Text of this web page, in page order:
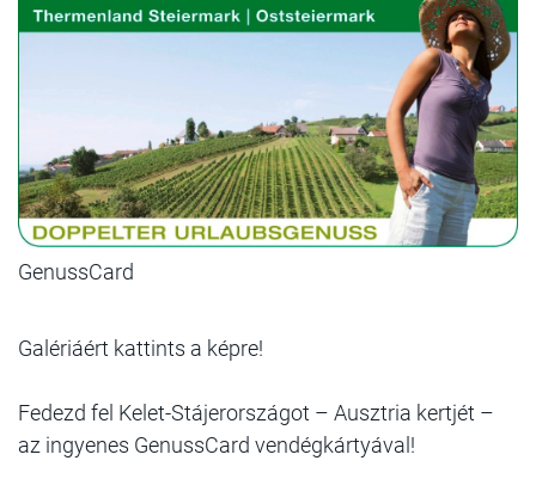
GenussCard
Galériáért kattints a képre!
Fedezd fel Kelet-Stájerországot – Ausztria kertjét –
az ingyenes GenussCard vendégkártyával!